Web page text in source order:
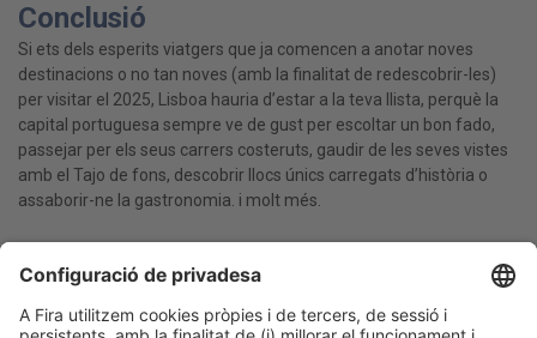
Conclusió
Si ets dels esperits viatgers que ja comencen a anotar noves
destinacions o no tan noves (amb la finalitat de redescobrir-les)
per visitar el 2025, Lisboa hauria d’estar a la teva llista, perquè la
capital portuguesa sempre ve de gust per escoltar un bon fado,
passejar per els seus carrers costeruts, gaudir de les seves vistes
amb el Tajo de fons, descobrir llocs únics carregats d’història o
assaborir-ne la gastronomia. i molt més.